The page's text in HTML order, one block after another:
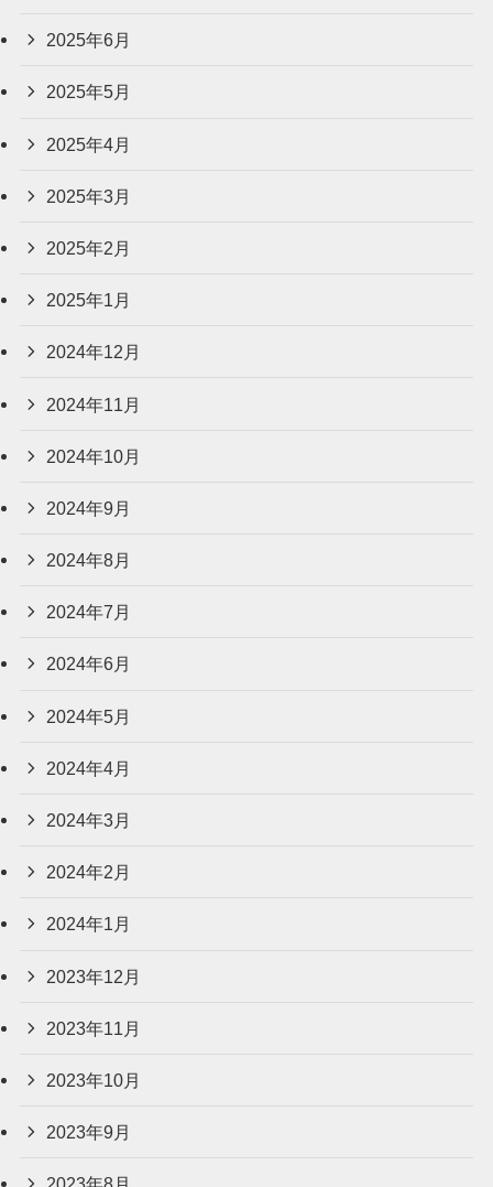
2025年6月
2025年5月
2025年4月
2025年3月
2025年2月
2025年1月
2024年12月
2024年11月
2024年10月
2024年9月
2024年8月
2024年7月
2024年6月
2024年5月
2024年4月
2024年3月
2024年2月
2024年1月
2023年12月
2023年11月
2023年10月
2023年9月